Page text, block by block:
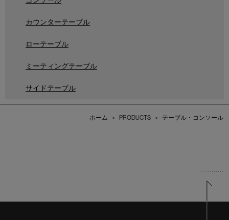
カウンターテーブル
ローテーブル
ミーティングテーブル
サイドテーブル
ホーム > PRODUCTS > テーブル・コンソール